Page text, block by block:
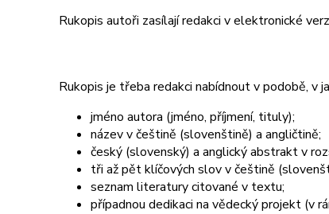
Rukopis autoři zasílají redakci v elektronické
Rukopis je třeba redakci nabídnout v podobě, v
jméno autora (jméno, příjmení, tituly);
název v češtině (slovenštině) a angličtině;
český (slovenský) a anglický abstrakt v
tři až pět klíčových slov v češtině
seznam literatury citované v textu;
případnou dedikaci na vědecký projekt (v